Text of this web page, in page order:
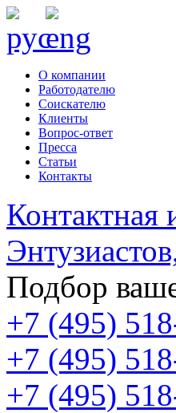
О компании
Работодателю
Соискателю
Клиенты
Вопрос-ответ
Пресса
Статьи
Контакты
Подбор
+7 (495)
+7 (495)
+7 (495)